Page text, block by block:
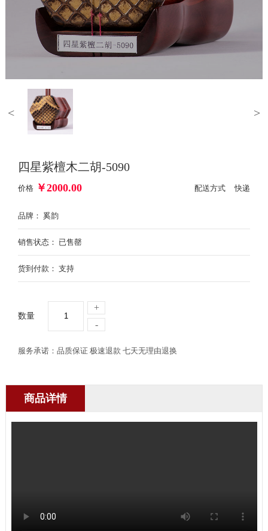
< >
四星紫檀木二胡-5090
价格 ￥2000.00 配送方式 快递
品牌： 奚韵
销售状态： 已售罄
货到付款： 支持
数量
-
+
服务承诺：品质保证 极速退款 七天无理由退换
商品详情